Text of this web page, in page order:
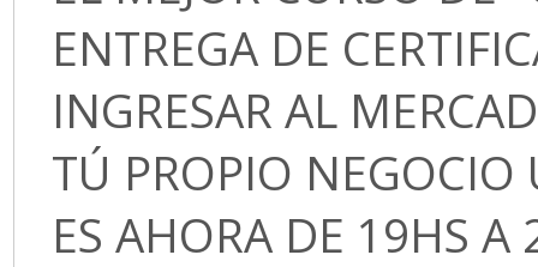
ENTREGA DE
INGRESAR AL
TÚ PROPIO
ES AHORA DE 19HS A